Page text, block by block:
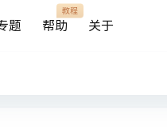
题 帮助
教程
关于